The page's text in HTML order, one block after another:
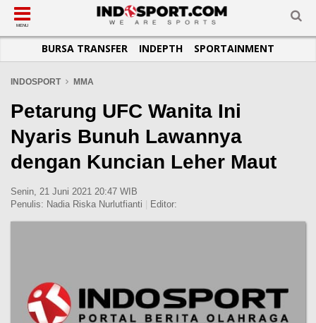
SUB-MENU
SEPAKBOLA
LIGA INGGRIS
LIGA ITALIA
LIGA SPANYOL
LIGA CHAMPIONS
SUB-MENU
SPORTAINMENT
SUB-MENU
OTOMOTIF
OTOMANIA
SUB-MENU
BASKET
FUTSAL
OLIMPIK
E-SPORT
SUB-MENU
JADWAL
SUB-MENU
TOPIK HARI INI
INFOGRAFIS
GALERI FOTO
TEMPAT OLAHRAGA
PASUKAN SEHAT
MENU
BURSA TRANSFER INDEPTH SPORTAINMENT
INDOSPORT MMA
Petarung UFC Wanita Ini
Nyaris Bunuh Lawannya
dengan Kuncian Leher Maut
Senin, 21 Juni 2021 20:47 WIB
Penulis: Nadia Riska Nurlutfianti Editor: